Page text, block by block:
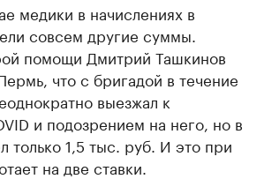
медики в начислениях в
совсем другие суммы.
помощи Дмитрий Ташкинов
что с бригадой в течение
выезжал к
и подозрением на него, но в
только 1,5 тыс. руб. И это при
на две ставки.